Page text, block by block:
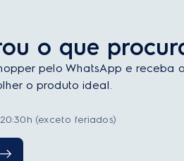
o que
pelo WhatsApp e receba
o produto ideal.
(exceto feriados)